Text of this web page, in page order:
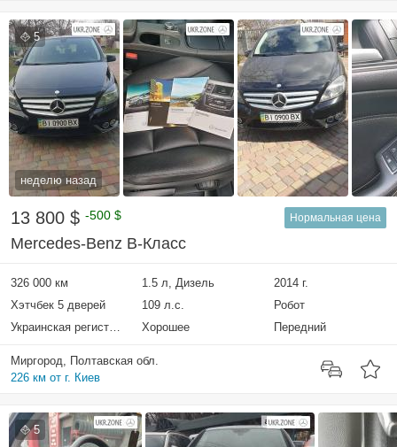
5
неделю назад
13 800 $ -500 $ Нормальная цена
Mercedes-Benz B-Класс
326 000 км 1.5 л, Дизель
2014 г.
Хэтчбек 5 дверей
109 л.с.
Робот
Украинская регистрация
Хорошее Передний
Миргород, Полтавская обл.
226 км от г. Киев
5